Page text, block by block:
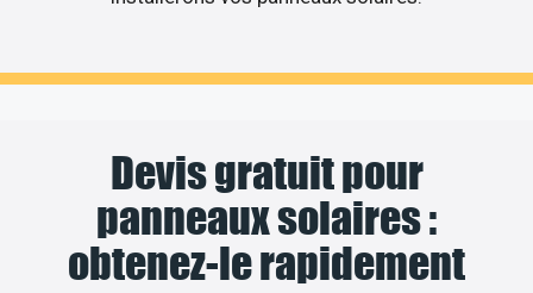
Devis gratuit pour
panneaux solaires :
obtenez-le rapidement